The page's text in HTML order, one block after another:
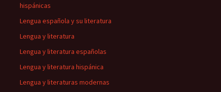
hispánicas
Lengua española y su literatura
Lengua y literatura
Lengua y literatura españolas
Lengua y literatura hispánica
Lengua y literaturas modernas